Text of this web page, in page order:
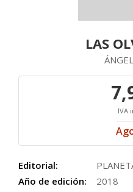
LAS
IVA
Editorial:
Año de edición:
2018